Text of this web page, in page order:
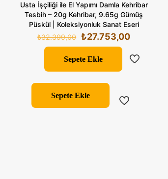
Usta İşçiliği ile El Yapımı Damla Kehribar
Tesbih – 20g Kehribar, 9.65g Gümüş
Püskül | Koleksiyonluk Sanat Eseri
₺32.399,00
Orijinal
fiyat:
₺32.399,00.
₺27.753,00Şu
fiyat:
Sepete Ekle
Sepete Ekle